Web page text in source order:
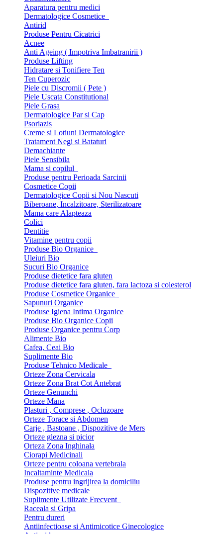
Aparatura pentru medici
Dermatologice Cosmetice
Antirid
Produse Pentru Cicatrici
Acnee
Anti Ageing ( Impotriva Imbatranirii )
Produse Lifting
Hidratare si Tonifiere Ten
Ten Cuperozic
Piele cu Discromii ( Pete )
Piele Uscata Constitutional
Piele Grasa
Dermatologice Par si Cap
Psoriazis
Creme si Lotiuni Dermatologice
Tratament Negi si Bataturi
Demachiante
Piele Sensibila
Mama si copilul
Produse pentru Perioada Sarcinii
Cosmetice Copii
Dermatologice Copii si Nou Nascuti
Biberoane, Incalzitoare, Sterilizatoare
Mama care Alapteaza
Colici
Dentitie
Vitamine pentru copii
Produse Bio Organice
Uleiuri Bio
Sucuri Bio Organice
Produse dietetice fara gluten
Produse dietetice fara gluten, fara lactoza si colesterol
Produse Cosmetice Organice
Sapunuri Organice
Produse Igiena Intima Organice
Produse Bio Organice Copii
Produse Organice pentru Corp
Alimente Bio
Cafea, Ceai Bio
Suplimente Bio
Produse Tehnico Medicale
Orteze Zona Cervicala
Orteze Zona Brat Cot Antebrat
Orteze Genunchi
Orteze Mana
Plasturi , Comprese , Ocluzoare
Orteze Torace si Abdomen
Carje , Bastoane , Dispozitive de Mers
Orteze glezna si picior
Orteza Zona Inghinala
Ciorapi Medicinali
Orteze pentru coloana vertebrala
Incaltaminte Medicala
Produse pentru ingrijirea la domiciliu
Dispozitive medicale
Suplimente Utilizate Frecvent
Raceala si Gripa
Pentru dureri
Antiinfectioase si Antimicotice Ginecologice